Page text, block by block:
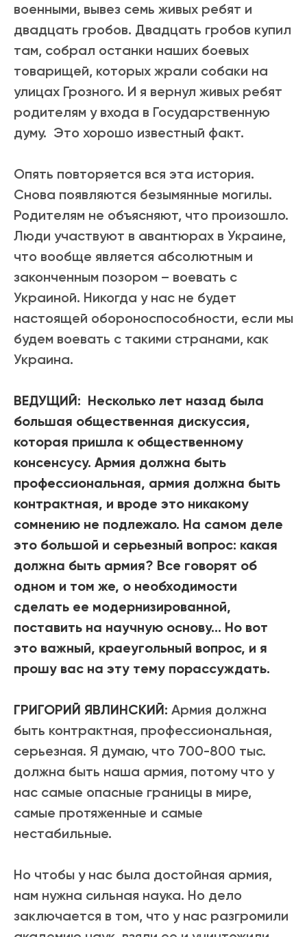
военными, вывез семь живых ребят и
двадцать гробов. Двадцать гробов купил
там, собрал останки наших боевых
товарищей, которых жрали собаки на
улицах Грозного. И я вернул живых ребят
родителям у входа в Государственную
думу. Это хорошо известный факт.
Опять повторяется вся эта история.
Снова появляются безымянные могилы.
Родителям не объясняют, что произошло.
Люди участвуют в авантюрах в Украине,
что вообще является абсолютным и
законченным позором – воевать с
Украиной. Никогда у нас не будет
настоящей обороноспособности, если мы
будем воевать с такими странами, как
Украина.
ВЕДУЩИЙ: Несколько лет назад была
большая общественная дискуссия,
которая пришла к общественному
консенсусу. Армия должна быть
профессиональная, армия должна быть
контрактная, и вроде это никакому
сомнению не подлежало. На самом деле
это большой и серьезный вопрос: какая
должна быть армия? Все говорят об
одном и том же, о необходимости
сделать ее модернизированной,
поставить на научную основу… Но вот
это важный, краеугольный вопрос, и я
прошу вас на эту тему порассуждать.
ГРИГОРИЙ ЯВЛИНСКИЙ: Армия должна
быть контрактная, профессиональная,
серьезная. Я думаю, что 700-800 тыс.
должна быть наша армия, потому что у
нас самые опасные границы в мире,
самые протяженные и самые
нестабильные.
Но чтобы у нас была достойная армия,
нам нужна сильная наука. Но дело
заключается в том, что у нас разгромили